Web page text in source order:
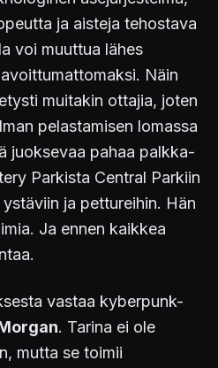
ja aisteja tehostava
voi muuttua lähes
Näin
muitakin ottajia, joten
pelastamisen lomassa
juoksevaa pahaa palkka-
Parkista Central Parkiin
ja pettureihin. Hän
Ja ennen kaikkea
vastaa kyberpunk-
. Tarina ei ole
mutta se toimii